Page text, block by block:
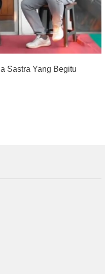
Sastra Yang Begitu